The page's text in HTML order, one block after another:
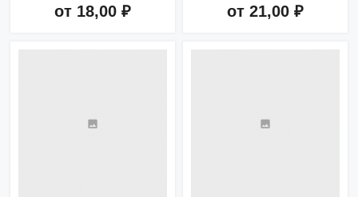
от 18,00 ₽ от 21,00 ₽